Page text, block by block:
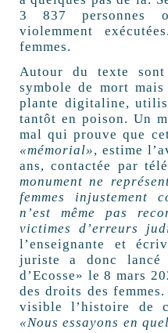
3 837 personnes
violemment
femmes.
Autour du texte sont
symbole de mort
plante digitaline,
tantôt en poison. Un
mal qui prouve que
«mémorial», estime
ans, contactée par
monument ne
femmes injustement
n’est même pas
victimes d’erreurs
l’enseignante et
juriste a donc lancé
d’Ecosse» le 8 mars
des droits des
visible l’histoire de
«Nous essayons en